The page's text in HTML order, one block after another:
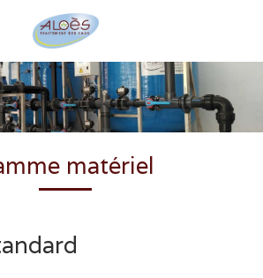
matériel